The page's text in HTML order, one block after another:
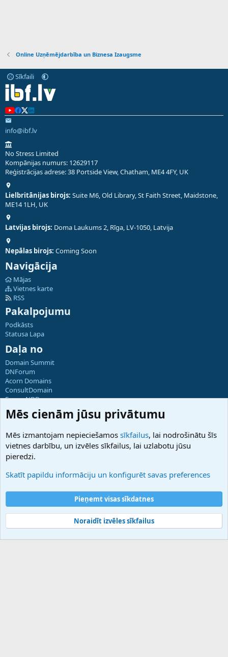
Online Uzņēmējdarbība un Biznesa Izaugsme
Sīkfaili
info@ibf.lv
No Stress Limited
Kompānijas numurs: 12629117
Reģistrācijas adrese: 38 Portside View, Chatham, ME4 4FY, UK
Lielbritānijas birojs: Suite M6, Old Library, St Faith Street, Maidstone,
ME14 1LH, UK
Latvijas birojs: Doma Laukums 2, Rīga, LV-1050, Latvija
Nepālas birojs: Coming Soon
Navigācija
Mājas
Vietnes karte
RSS
Pakalpojumu
Podkāsts
Statusa Lapa
Daļa no
Domain Summit
DNForum
Acorn Domains
ConsultDomain
ForumNDD
Domainforum.ro
27.be
Hostmaria
Atbalsts
Palīdzība
Noteikumi un nosacījumi
Privātuma politika
Community platform by XenForo® © 2010-2025 XenForo Ltd.
Mēs cienām jūsu privātumu
Mēs izmantojam nepieciešamos sīkfailus, lai nodrošinātu šīs
vietnes darbību, un izvēles sīkfailus, lai uzlabotu jūsu
pieredzi.
Skatīt papildu informāciju un konfigurēt savas preferences
Pieņemt visas sīkdatnes
Noraidīt izvēles sīkfailus